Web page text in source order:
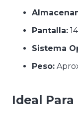
Pantalla:
Sistema
Peso:
Ideal Para